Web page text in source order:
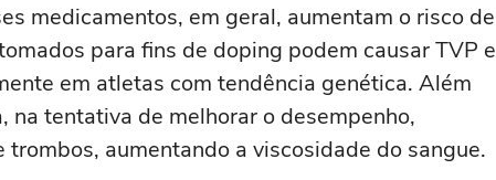
medicamentos, em geral, aumentam o risco de
para fins de doping podem causar TVP e
em atletas com tendência genética. Além
tentativa de melhorar o desempenho,
aumentando a viscosidade do sangue.